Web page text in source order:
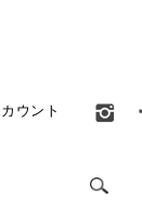
ウント